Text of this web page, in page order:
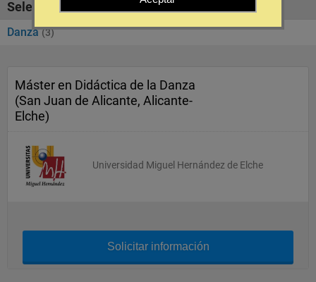
Seleccione la SubCategoría de "Danza y baile"
Danza (3)
Máster en Didáctica de la Danza
(San Juan de Alicante, Alicante-
Elche)
Universidad Miguel Hernández de Elche
Solicitar información